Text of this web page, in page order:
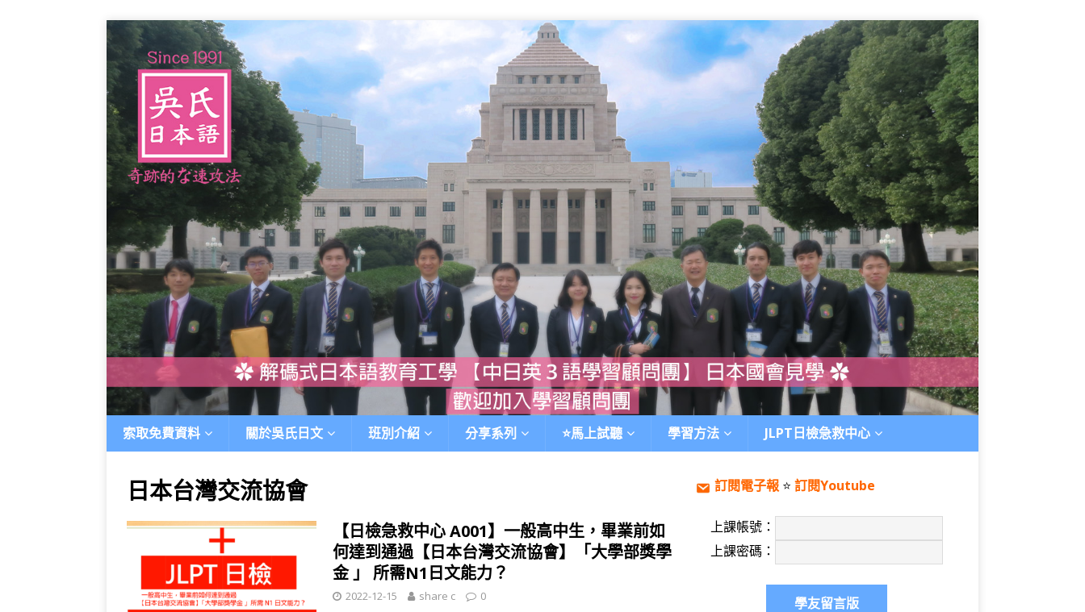
索取免費資料 關於吳氏日文 班別介紹 分享系列 ⭐️馬上試聽 學習方法 JLPT日檢急救中心
日本台灣交流協會
【日檢急救中心 A001】一般高中生，畢業前如
何達到通過【日本台灣交流協會】「大學部獎學
金 」 所需N1日文能力？
2022-12-15 share c 0
訂閱電子報⭐️ 訂閱Youtube
上課帳號：
上課密碼：